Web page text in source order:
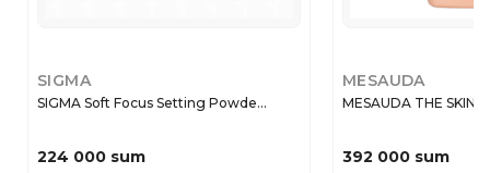
SIGMA
SIGMA Soft Focus Setting Powde...
224 000 sum
MESAUDA
MESAUDA THE SKIN
392 000 sum